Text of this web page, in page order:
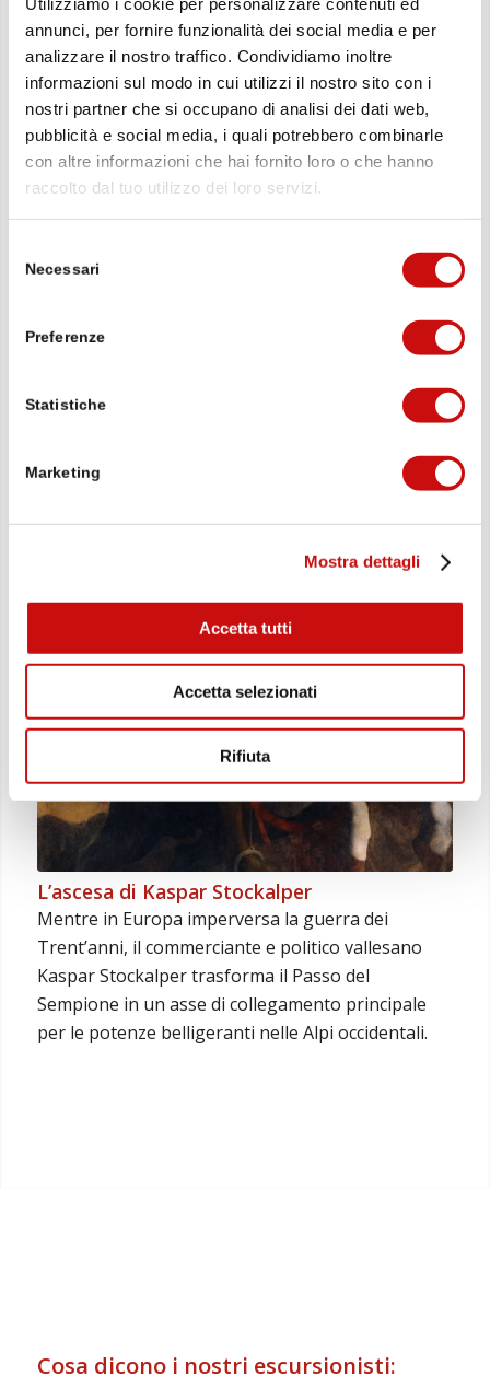
annunci, per fornire funzionalità dei social media e per
analizzare il nostro traffico. Condividiamo inoltre
informazioni sul modo in cui utilizzi il nostro sito con i
nostri partner che si occupano di analisi dei dati web,
pubblicità e social media, i quali potrebbero combinarle
con altre informazioni che hai fornito loro o che hanno
raccolto dal tuo utilizzo dei loro servizi.
delNecessari
Preferenze
Statistiche
Marketing
Mostra dettagli
Accetta tutti
Accetta selezionati
Rifiuta
In primavera, i sentieri a quote più basse sono
molto richiesti. Lungo il sentiero Stockalper, alcuni
L’ascesa di Kaspar Stockalper
Mentre in Europa imperversa la guerra dei
Trent’anni, il commerciante e politico vallesano
Kaspar Stockalper trasforma il Passo del
Sempione in un asse di collegamento principale
per le potenze belligeranti nelle Alpi occidentali.
Cosa dicono i nostri escursionisti: